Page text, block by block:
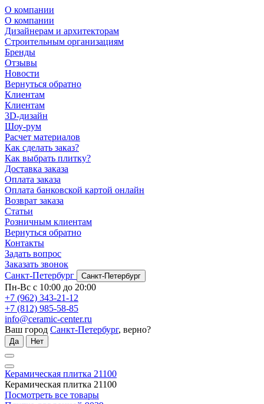
О компании
О компании
Дизайнерам и архитекторам
Строительным организациям
Бренды
Отзывы
Новости
Вернуться обратно
Клиентам
Клиентам
3D-дизайн
Шоу-рум
Расчет материалов
Как сделать заказ?
Как выбрать плитку?
Доставка заказа
Оплата заказа
Оплата банковской картой онлайн
Возврат заказа
Статьи
Розничным клиентам
Вернуться обратно
Контакты
Задать вопрос
Заказать звонок
Санкт-Петербург
Санкт-Петербург
Пн-Вс с 10:00 до 20:00
+7 (962) 343-21-12
+7 (812) 985-58-85
info@ceramic-center.ru
Ваш город Санкт-Петербург, верно?
Да Нет
Керамическая плитка 21100
Керамическая плитка 21100
Посмотреть все товары